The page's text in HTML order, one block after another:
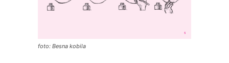
foto: Besna kobila